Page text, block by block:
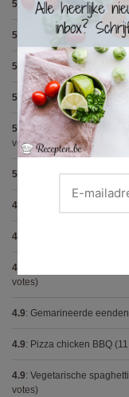
5.0 Pasta pesto(8 votes)
5.0 Steak met Cajun
5.0:Spaghetti bolognese
5.0:Avocadosoep met
5.0 :Hertensteak met
votes)
5.0 Capellini met scampi
4.9
4.9 Gegrilde nougat met
4.9
votes)
4.9: Gemarineerde
4.9: Pizza chicken BBQ
4.9: Vegetarische
votes)